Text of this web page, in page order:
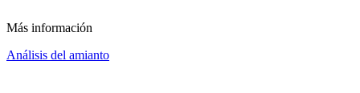
Más información
Análisis del amianto